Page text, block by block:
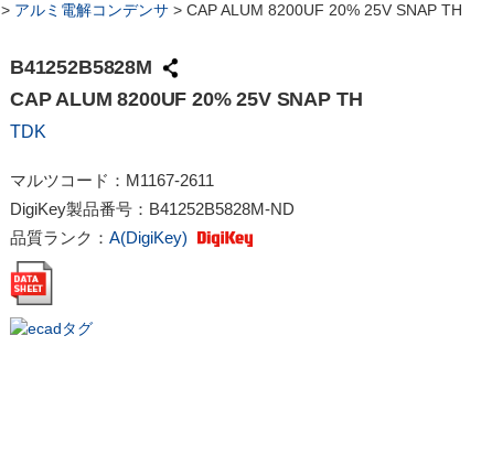
> アルミ電解コンデンサ > CAP ALUM 8200UF 20% 25V SNAP TH
B41252B5828M
CAP ALUM 8200UF 20% 25V SNAP TH
TDK
マルツコード： M1167-2611
DigiKey製品番号： B41252B5828M-ND
品質ランク： A(DigiKey)